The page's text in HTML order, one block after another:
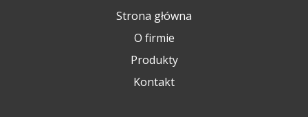
Strona główna
O firmie
Produkty
Kontakt